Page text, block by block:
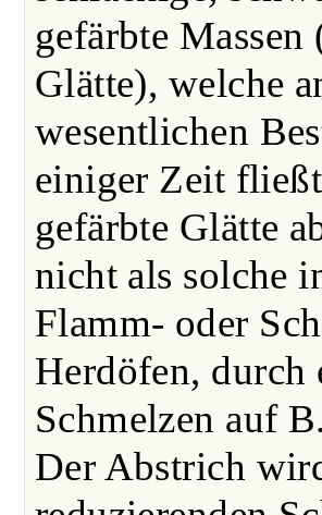
gefärbte
Glätte), welche
wesentlichen
einiger Zeit
gefärbte Glätte
nicht als solche
Flamm- oder
Herdöfen, durch
Schmelzen auf
Der Abstrich